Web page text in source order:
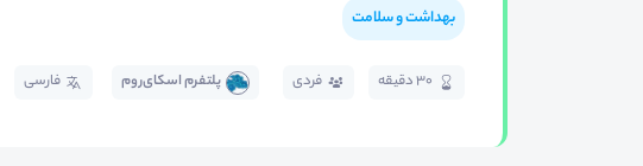
بهداشت و سلامت
30 دقیقه فردی پلتفرم اسکای‌روم فارسی